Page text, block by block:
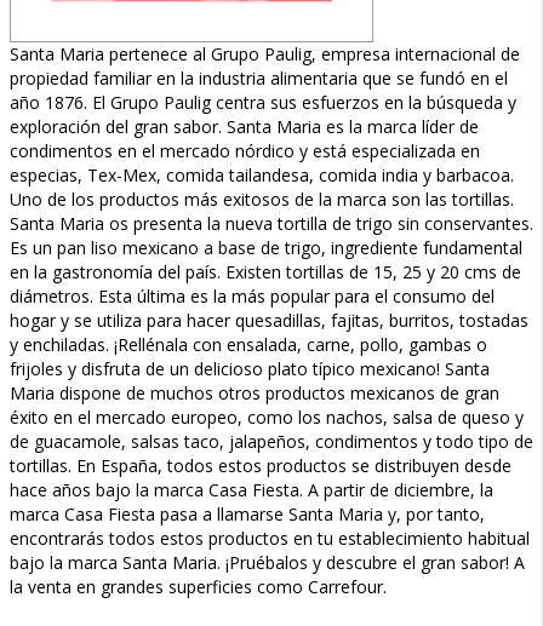
Santa Maria pertenece al Grupo Paulig, empresa internacional de
propiedad familiar en la industria alimentaria que se fundó en el
año 1876. El Grupo Paulig centra sus esfuerzos en la búsqueda y
exploración del gran sabor. Santa Maria es la marca líder de
condimentos en el mercado nórdico y está especializada en
especias, Tex-Mex, comida tailandesa, comida india y barbacoa.
Uno de los productos más exitosos de la marca son las tortillas.
Santa Maria os presenta la nueva tortilla de trigo sin conservantes.
Es un pan liso mexicano a base de trigo, ingrediente fundamental
en la gastronomía del país. Existen tortillas de 15, 25 y 20 cms de
diámetros. Esta última es la más popular para el consumo del
hogar y se utiliza para hacer quesadillas, fajitas, burritos, tostadas
y enchiladas. ¡Rellénala con ensalada, carne, pollo, gambas o
frijoles y disfruta de un delicioso plato típico mexicano! Santa
Maria dispone de muchos otros productos mexicanos de gran
éxito en el mercado europeo, como los nachos, salsa de queso y
de guacamole, salsas taco, jalapeños, condimentos y todo tipo de
tortillas. En España, todos estos productos se distribuyen desde
hace años bajo la marca Casa Fiesta. A partir de diciembre, la
marca Casa Fiesta pasa a llamarse Santa Maria y, por tanto,
encontrarás todos estos productos en tu establecimiento habitual
bajo la marca Santa Maria. ¡Pruébalos y descubre el gran sabor! A
la venta en grandes superficies como Carrefour.